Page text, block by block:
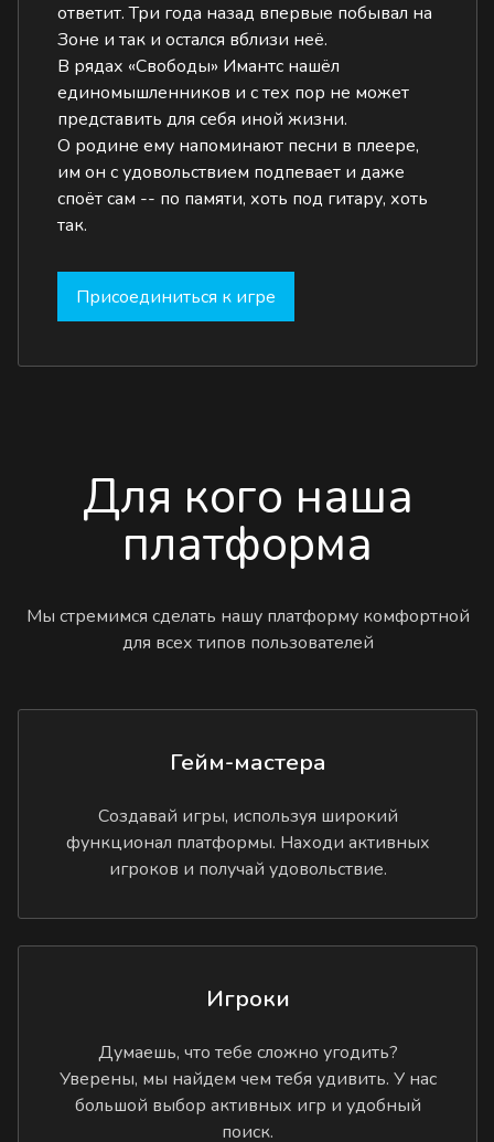
ответит. Три года назад впервые побывал на
Зоне и так и остался вблизи неё.
В рядах «Свободы» Имантс нашёл
единомышленников и с тех пор не может
представить для себя иной жизни.
О родине ему напоминают песни в плеере,
им он с удовольствием подпевает и даже
споёт сам -- по памяти, хоть под гитару, хоть
так.
Присоединиться к игре
Для кого наша
платформа
Мы стремимся сделать нашу платформу комфортной
для всех типов пользователей
Гейм-мастера
Создавай игры, используя широкий
функционал платформы. Находи активных
игроков и получай удовольствие.
Игроки
Думаешь, что тебе сложно угодить?
Уверены, мы найдем чем тебя удивить. У нас
большой выбор активных игр и удобный
поиск.